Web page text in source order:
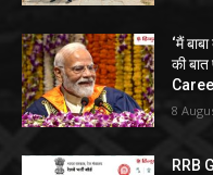
‘मैं
की
8
RRB